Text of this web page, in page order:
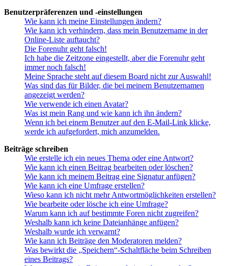
Benutzerpräferenzen und -einstellungen
Wie kann ich meine Einstellungen ändern?
Wie kann ich verhindern, dass mein Benutzername in der
Online-Liste auftaucht?
Die Forenuhr geht falsch!
Ich habe die Zeitzone eingestellt, aber die Forenuhr geht
immer noch falsch!
Meine Sprache steht auf diesem Board nicht zur Auswahl!
Was sind das für Bilder, die bei meinem Benutzernamen
angezeigt werden?
Wie verwende ich einen Avatar?
Was ist mein Rang und wie kann ich ihn ändern?
Wenn ich bei einem Benutzer auf den E-Mail-Link klicke,
werde ich aufgefordert, mich anzumelden.
Beiträge schreiben
Wie erstelle ich ein neues Thema oder eine Antwort?
Wie kann ich einen Beitrag bearbeiten oder löschen?
Wie kann ich meinem Beitrag eine Signatur anfügen?
Wie kann ich eine Umfrage erstellen?
Wieso kann ich nicht mehr Antwortmöglichkeiten erstellen?
Wie bearbeite oder lösche ich eine Umfrage?
Warum kann ich auf bestimmte Foren nicht zugreifen?
Weshalb kann ich keine Dateianhänge anfügen?
Weshalb wurde ich verwarnt?
Wie kann ich Beiträge den Moderatoren melden?
Was bewirkt die „Speichern“-Schaltfläche beim Schreiben
eines Beitrags?